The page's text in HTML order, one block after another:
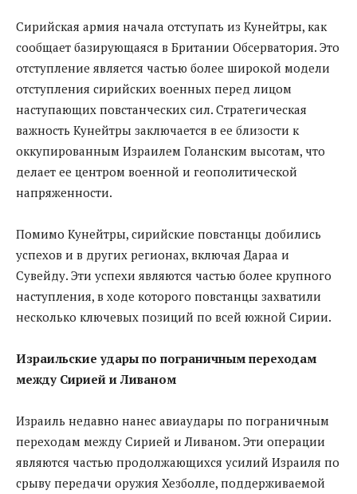
Сирийская армия начала отступать из Кунейтры, как
сообщает базирующаяся в Британии Обсерватория. Это
отступление является частью более широкой модели
отступления сирийских военных перед лицом
наступающих повстанческих сил. Стратегическая
важность Кунейтры заключается в ее близости к
оккупированным Израилем Голанским высотам, что
делает ее центром военной и геополитической
напряженности.
Помимо Кунейтры, сирийские повстанцы добились
успехов и в других регионах, включая Дараа и
Сувейду. Эти успехи являются частью более крупного
наступления, в ходе которого повстанцы захватили
несколько ключевых позиций по всей южной Сирии.
Израильские удары по пограничным переходам
между Сирией и Ливаном
Израиль недавно нанес авиаудары по пограничным
переходам между Сирией и Ливаном. Эти операции
являются частью продолжающихся усилий Израиля по
срыву передачи оружия Хезболле, поддерживаемой